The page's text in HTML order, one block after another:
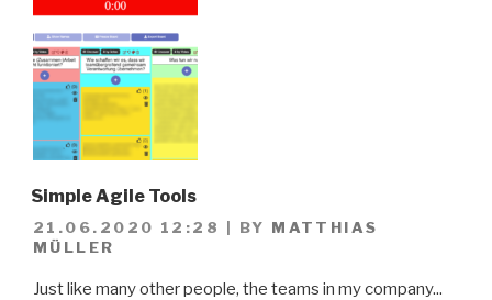
Simple Agile Tools
21.06.2020 12:28 BY MATTHIAS
MÜLLER
Just like many other people, the teams in my company...